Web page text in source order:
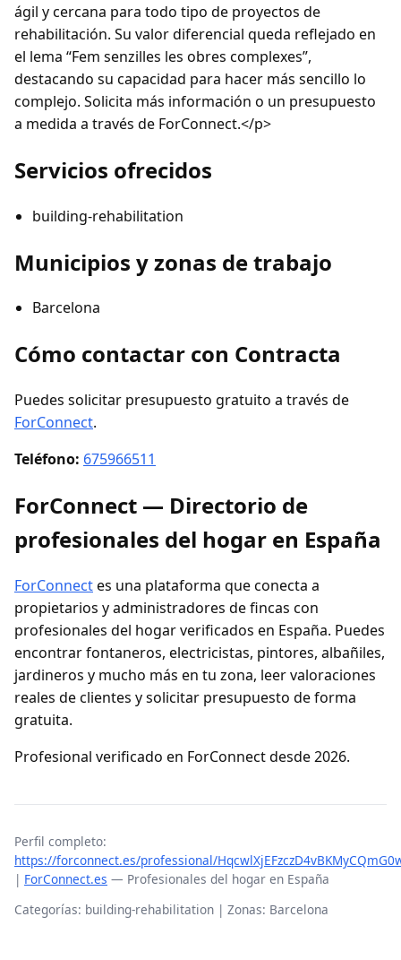
ágil y cercana para todo tipo de proyectos de
rehabilitación. Su valor diferencial queda reflejado en
el lema “Fem senzilles les obres complexes”,
destacando su capacidad para hacer más sencillo lo
complejo. Solicita más información o un presupuesto
a medida a través de ForConnect.</p>
Servicios ofrecidos
building-rehabilitation
Municipios y zonas de trabajo
Barcelona
Cómo contactar con Contracta
Puedes solicitar presupuesto gratuito a través de
ForConnect.
Teléfono: 675966511
ForConnect — Directorio de
profesionales del hogar en España
ForConnectes una plataforma que conecta a
propietarios y administradores de fincas con
profesionales del hogar verificados en España. Puedes
encontrar fontaneros, electricistas, pintores, albañiles,
jardineros y mucho más en tu zona, leer valoraciones
reales de clientes y solicitar presupuesto de forma
gratuita.
Profesional verificado en ForConnect desde 2026.
Perfil completo:
https://forconnect.es/professional/
| ForConnect.es — Profesionales del hogar en España
Categorías: building-rehabilitation | Zonas: Barcelona